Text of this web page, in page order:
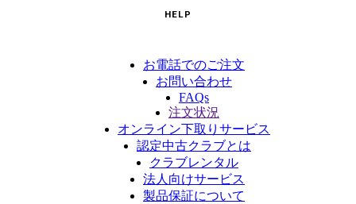
HELP
お電話でのご注文
お問い合わせ
FAQs
注文状況
オンライン下取りサービス
認定中古クラブとは
クラブレンタル
法人向けサービス
製品保証について